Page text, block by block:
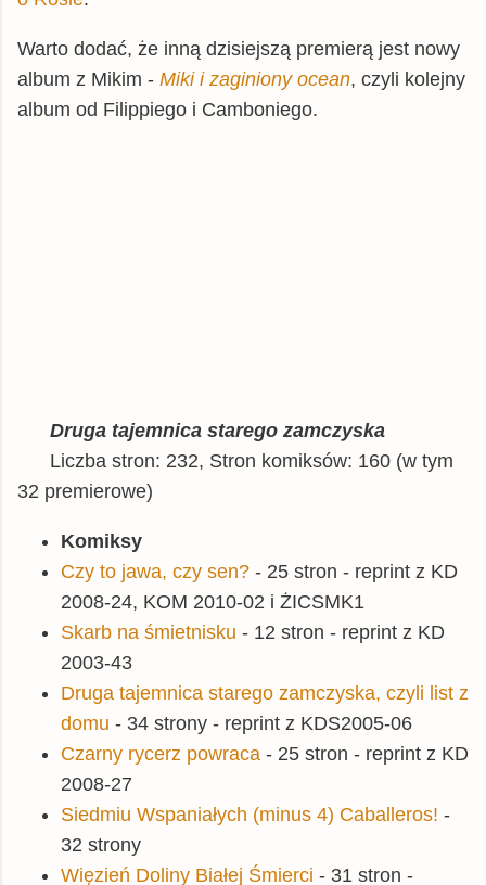
Warto dodać, że inną dzisiejszą premierą jest nowy
album z Mikim - Miki i zaginiony ocean, czyli kolejny
album od Filippiego i Camboniego.
Druga tajemnica starego zamczyska
Liczba stron: 232, Stron komiksów: 160 (w tym
32 premierowe)
Komiksy
Czy to jawa, czy sen? - 25 stron - reprint z KD
2008-24, KOM 2010-02 i ŻICSMK1
Skarb na śmietnisku - 12 stron - reprint z KD
2003-43
Druga tajemnica starego zamczyska, czyli list z
domu - 34 strony - reprint z KDS2005-06
Czarny rycerz powraca - 25 stron - reprint z KD
2008-27
Siedmiu Wspaniałych (minus 4) Caballeros! -
32 strony
Więzień Doliny Białej Śmierci - 31 stron -